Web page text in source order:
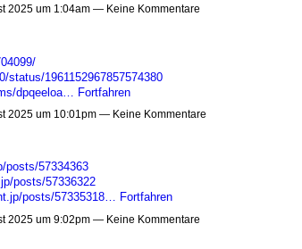
2025 um 1:04am — Keine Kommentare
status/1961152967857574380
dpqeeloa…
Fortfahren
2025 um 10:01pm — Keine Kommentare
posts/57334363
posts/57336322
posts/57335318… Fortfahren
2025 um 9:02pm — Keine Kommentare